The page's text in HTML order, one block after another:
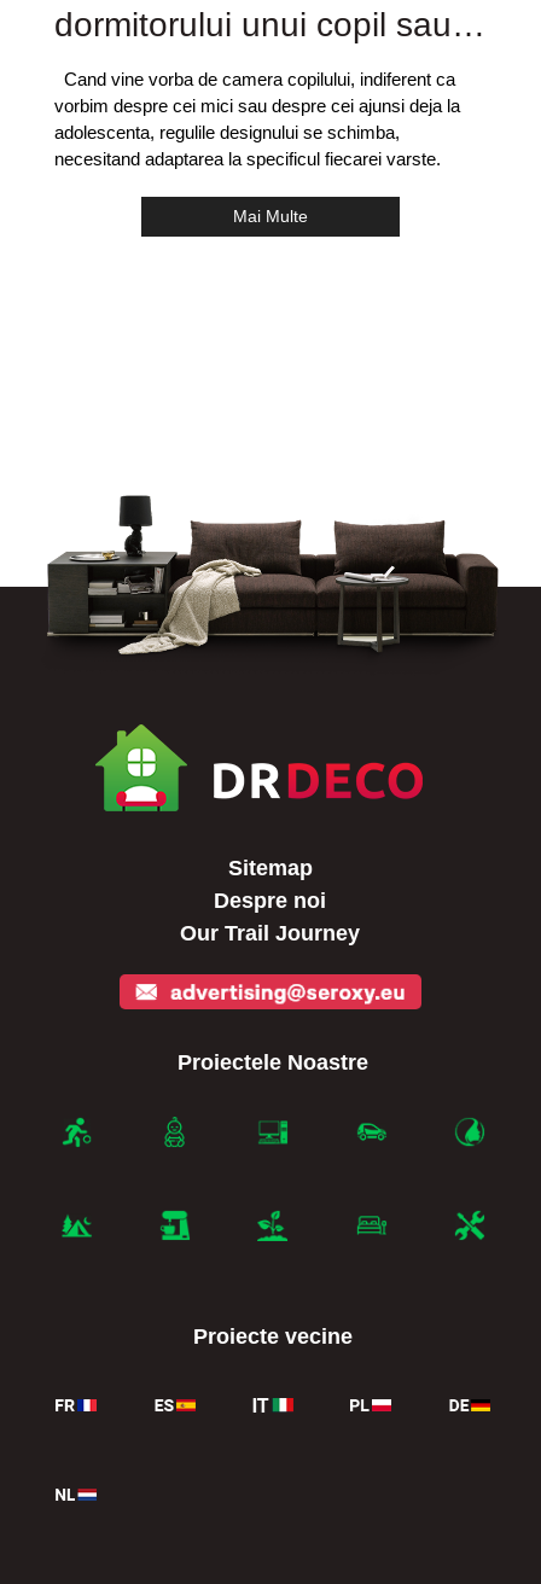
dormitorului unui copil sau a
unui adolescent
Cand vine vorba de camera copilului, indiferent ca
vorbim despre cei mici sau despre cei ajunsi deja la
adolescenta, regulile designului se schimba,
necesitand adaptarea la specificul fiecarei varste.
Mai Multe
Sitemap
Despre noi
Our Trail Journey
Proiectele Noastre
Proiecte vecine